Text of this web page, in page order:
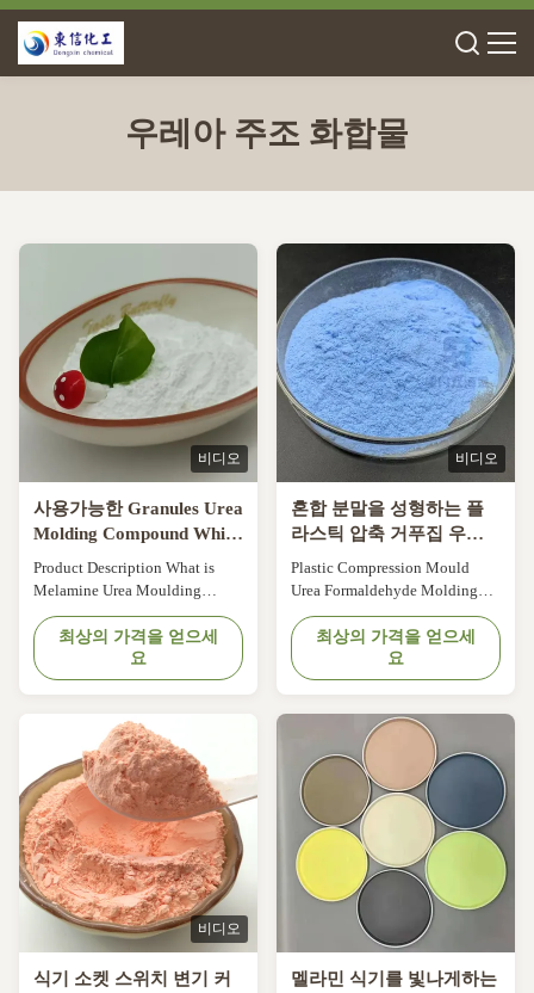
우레아 주조 화합물
비디오
사용가능한 Granules Urea
Molding Compound White
Powder For Tableware (기
탁용품용품용품용품용품)
Product Description What is
Melamine Urea Moulding
Compounds Urea molding
compound powder,also known
as urea formaldehyde compound
powder, amino molding
thermosetting material, it's
produced by adding curing
agent, colorant,lubricant into
urea formaldehyde resin.
Color:white ...
최상의 가격을 얻으세
요
비디오
혼합 분말을 성형하는 플
라스틱 압축 거푸집 우레
아 포름알데히드
Plastic Compression Mould
Urea Formaldehyde Molding
Compound Powder Product
Description What Is Melamine
Tableware? Melamine moulding
compound are based on
fortified with specialpurpose
additives, pigments, cure
regulators and lubricants
.specialpurpose additives, ...
최상의 가격을 얻으세
요
비디오
식기 소켓 스위치 변기 커
멜라민 식기를 빛나게하는